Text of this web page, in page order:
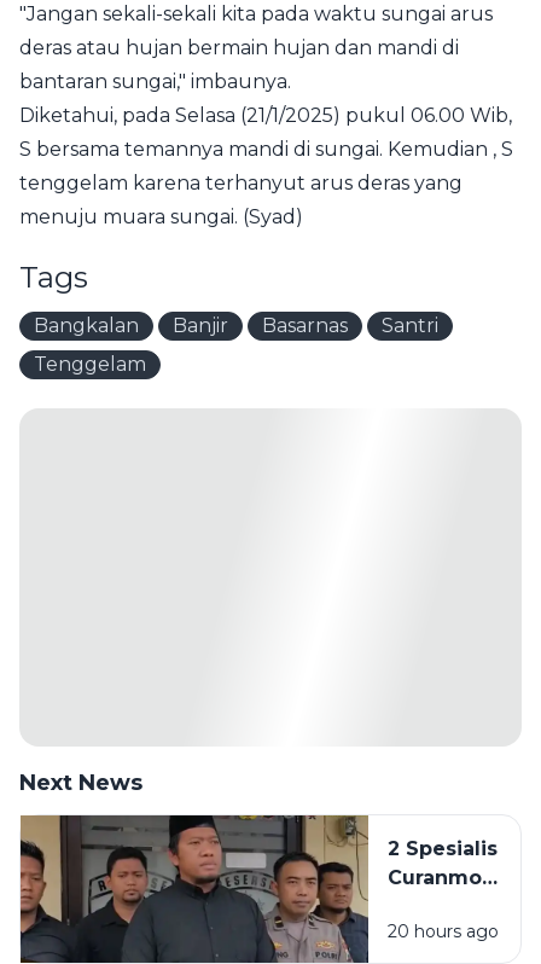
"Jangan sekali-sekali kita pada waktu sungai arus
deras atau hujan bermain hujan dan mandi di
bantaran sungai," imbaunya.
Diketahui, pada Selasa (21/1/2025) pukul 06.00 Wib,
S bersama temannya mandi di sungai. Kemudian , S
tenggelam karena terhanyut arus deras yang
menuju muara sungai. (Syad)
Tags
Bangkalan Banjir Basarnas
Santri
Tenggelam
Next News
2 Spesialis
Curanmor
Bangkalan
20 hours ago